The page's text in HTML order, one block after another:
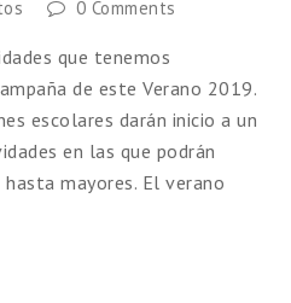
0 Comments
que tenemos
de este Verano 2019.
escolares darán inicio a un
en las que podrán
mayores. El verano